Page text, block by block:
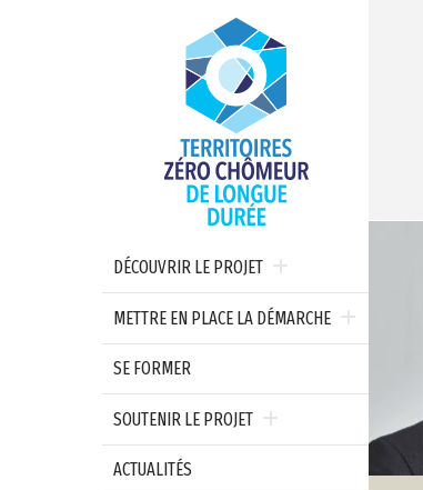
DÉCOUVRIR LE PROJET
METTRE EN PLACE LA DÉMARCHE
SE FORMER
SOUTENIR LE PROJET
ACTUALITÉS